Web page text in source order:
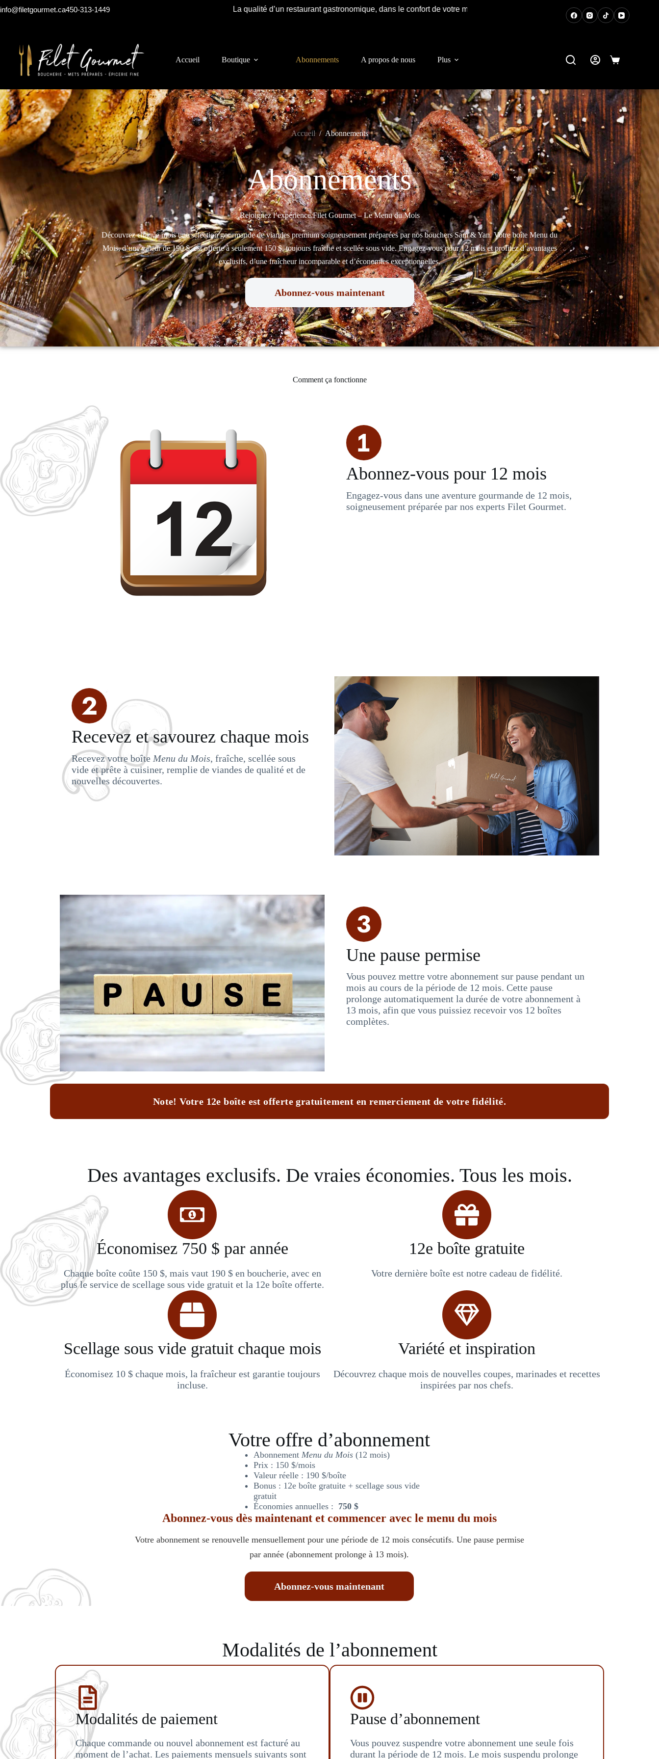
info@filetgourmet.ca450-313-1449 La qualité d’un restaurant gastronomique, dans le confort de votre maison !
Accueil Boutique Abonnements A propos de nous Plus
Accueil / Abonnements
Abonnements
Rejoignez l’expérience Filet Gourmet – Le Menu du Mois
Découvrez chaque mois une sélection gourmande de viandes premium soigneusement préparées par nos bouchers Sam & Yan. Votre boîte Menu du
Mois, d’une valeur de 190 $, est offerte à seulement 150 $, toujours fraîche et scellée sous vide. Engagez-vous pour 12 mois et profitez d’avantages
exclusifs, d’une fraîcheur incomparable et d’économies exceptionnelles.
Abonnez‑vous maintenant
Comment ça fonctionne
Abonnez-vous pour 12 mois
Engagez-vous dans une aventure gourmande de 12 mois,
soigneusement préparée par nos experts Filet Gourmet.
Recevez et savourez chaque mois
Recevez votre boîte Menu du Mois, fraîche, scellée sous
vide et prête à cuisiner, remplie de viandes de qualité et de
nouvelles découvertes.
Une pause permise
Vous pouvez mettre votre abonnement sur pause pendant un
mois au cours de la période de 12 mois. Cette pause
prolonge automatiquement la durée de votre abonnement à
13 mois, afin que vous puissiez recevoir vos 12 boîtes
complètes.
Note! Votre 12e boîte est offerte gratuitement en remerciement de votre fidélité.
Des avantages exclusifs. De vraies économies. Tous les mois.
Économisez 750 $ par année
Chaque boîte coûte 150 $, mais vaut 190 $ en boucherie, avec en
plus le service de scellage sous vide gratuit et la 12e boîte offerte.
12e boîte gratuite
Votre dernière boîte est notre cadeau de fidélité.
Scellage sous vide gratuit chaque mois
Économisez 10 $ chaque mois, la fraîcheur est garantie toujours
incluse.
Variété et inspiration
Découvrez chaque mois de nouvelles coupes, marinades et recettes
inspirées par nos chefs.
Votre offre d’abonnement
Abonnement Menu du Mois(12 mois)
Prix : 150 $/mois
Valeur réelle : 190 $/boîte
Bonus : 12e boîte gratuite + scellage sous vide
gratuit
Économies annuelles : 750 $
Abonnez-vous dès maintenantet commencer avec le menu du mois
Votre abonnement se renouvelle mensuellement pour une période de 12 mois consécutifs. Une pause permise
par année (abonnement prolonge à 13 mois).
Abonnez‑vous maintenant
Modalités de l’abonnement
Modalités de paiement
Chaque commande ou nouvel abonnement est facturé au
moment de l’achat. Les paiements mensuels suivants sont
Pause d’abonnement
Vous pouvez suspendre votre abonnement une seule fois
durant la période de 12 mois. Le mois suspendu prolonge